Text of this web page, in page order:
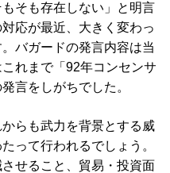
そも存在しない」と明言
応が最近、大きく変わっ
バガードの発言内容は当
れまで「92年コンセンサ
言をしがちでした。
らも武力を背景とする威
って行われるでしょう。
せること、貿易・投資面